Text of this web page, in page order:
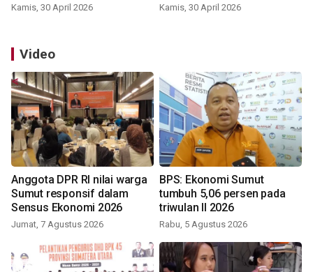
Kamis, 30 April 2026 Kamis, 30 April 2026
Video
Anggota DPR RI nilai warga
Sumut responsif dalam
Sensus Ekonomi 2026
Jumat, 7 Agustus 2026
BPS: Ekonomi Sumut
tumbuh 5,06 persen pada
triwulan II 2026
Rabu, 5 Agustus 2026